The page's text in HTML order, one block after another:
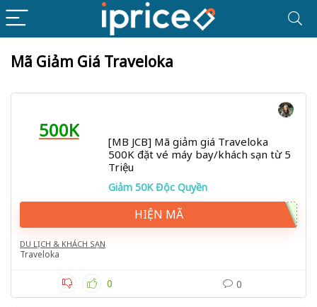
Mã Giảm Giá Traveloka
500K
[MB JCB] Mã giảm giá Traveloka
500K đặt vé máy bay/khách sạn từ 5
Triệu
Giảm 50K Độc Quyền
HIỆN MÃ
DU LỊCH & KHÁCH SẠN
Traveloka
0 0